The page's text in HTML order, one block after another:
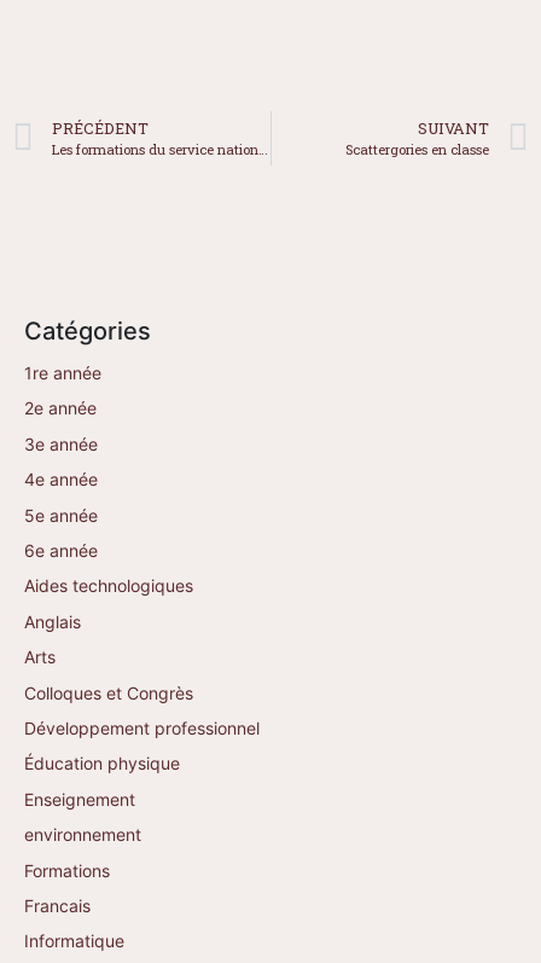
PRÉCÉDENT
Les formations du service national du RÉCIT en inclusion et adaptation scolaire
SUIVANT
Scattergories en classe
Catégories
1re année
2e année
3e année
4e année
5e année
6e année
Aides technologiques
Anglais
Arts
Colloques et Congrès
Développement professionnel
Éducation physique
Enseignement
environnement
Formations
Francais
Informatique